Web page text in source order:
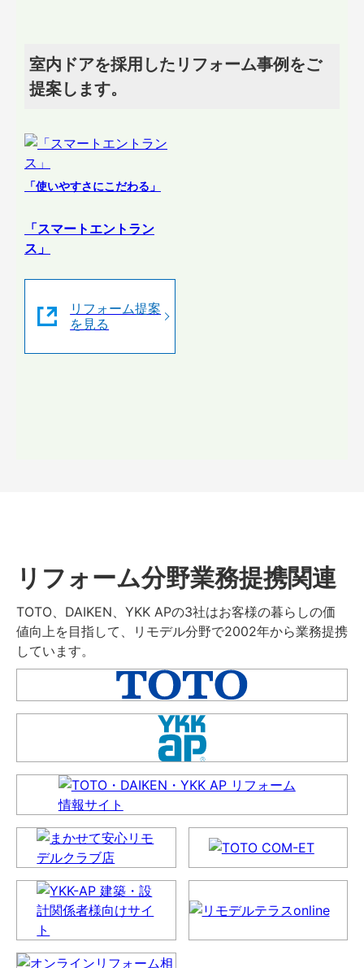
室内ドアを採用したリフォーム事例をご
提案します。
「使いやすさにこだわる」
「スマートエントラン
ス」
リフォーム提案
を見る
リフォーム分野業務提携関連
TOTO、DAIKEN、YKK APの3社はお客様の暮らしの価
値向上を目指して、リモデル分野で2002年から業務提携
しています。